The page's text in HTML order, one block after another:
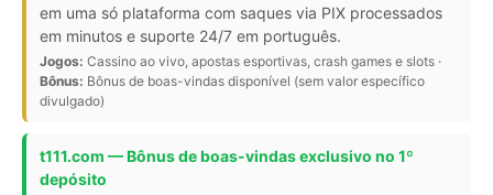
em uma só plataforma com saques via PIX processados
em minutos e suporte 24/7 em português.
Jogos: Cassino ao vivo, apostas esportivas, crash games e slots ·
Bônus: Bônus de boas-vindas disponível (sem valor específico
divulgado)
t111.com — Bônus de boas-vindas exclusivo no 1º
depósito